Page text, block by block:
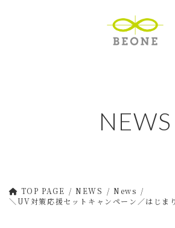
NEWS
TOP PAGE NEWS
News
＼UV対策応援セットキャンペーン／はじま